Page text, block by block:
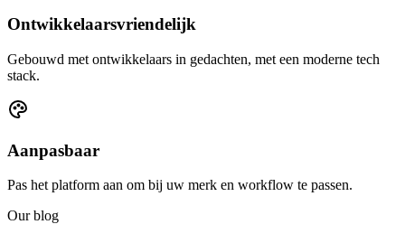
Ontwikkelaarsvriendelijk
Gebouwd met ontwikkelaars in gedachten, met een moderne tech
stack.
Aanpasbaar
Pas het platform aan om bij uw merk en workflow te passen.
Our blog